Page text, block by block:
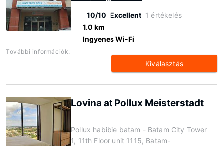
10/10 Excellent 1 értékelés
1.0 km
Ingyenes Wi-Fi
További információk:
Kiválasztás
Lovina at Pollux Meisterstadt
Pollux habibie batam - Batam City Tower
1, 11th Floor unit 1115, Batam-